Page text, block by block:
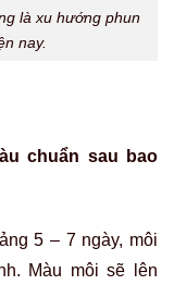
là xu hướng phun
nay.
chuẩn sau bao
5 – 7 ngày, môi
Màu môi sẽ lên